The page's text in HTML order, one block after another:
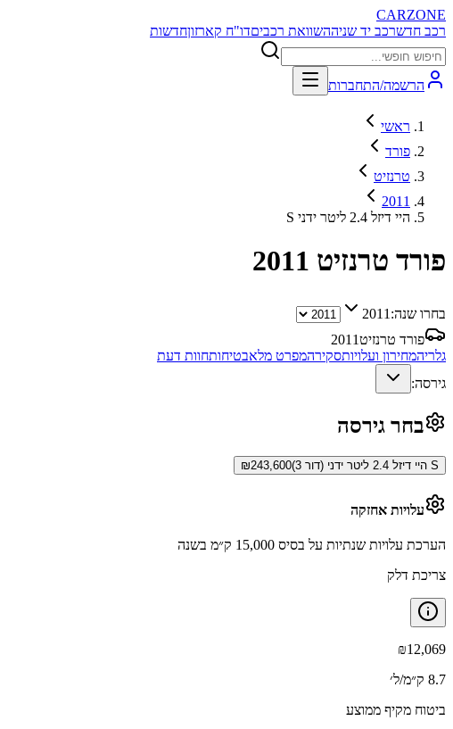
CARZONE
רכב חדשרכב יד שניההשוואת רכביםדו"ח קארזוןחדשות
הרשמה/התחברות
ראשי
פורד
טרנזיט
2011
S היי דיזל 2.4 ליטר ידני
פורד טרנזיט 2011
בחרו שנה: 2011
פורד טרנזיט2011
גלריהמחירון ועלויותסקירהמפרט מלאבטיחותחוות דעת
גירסה:
בחר גירסה
S היי דיזל 2.4 ליטר ידני (דור 3) ₪243,600
עלויות אחזקה
הערכת עלויות שנתיות על בסיס 15,000 ק״מ בשנה
צריכת דלק
₪12,069
8.7 ק״מ/ל׳
ביטוח מקיף ממוצע